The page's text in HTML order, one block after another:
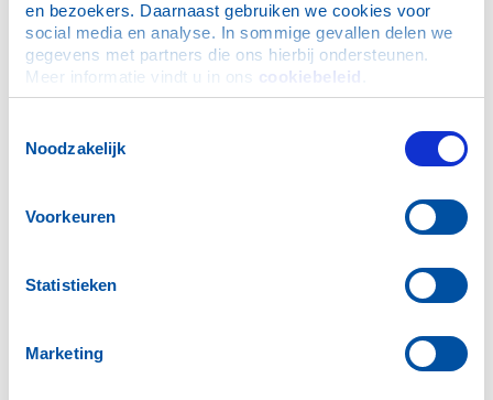
en bezoekers. Daarnaast gebruiken we cookies voor
social media en analyse. In sommige gevallen delen we
gegevens met partners die ons hierbij ondersteunen.
Meer informatie vindt u in ons cookiebeleid
Noodzakelijk
Voorkeuren
Statistieken
Marketing
2022-2023
2021-2022
2020-2021
clubbezoeken.doc
Gouverneursbrief april 2020
Gouverneursbrief februari 2020